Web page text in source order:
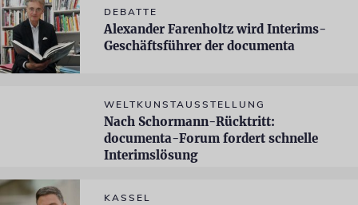
DEBATTE
Alexander Farenholtz wird Interims-
Geschäftsführer der documenta
WELTKUNSTAUSSTELLUNG
Nach Schormann-Rücktritt:
documenta-Forum fordert schnelle
Interimslösung
KASSEL